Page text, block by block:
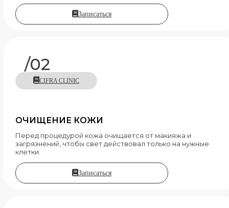
Записаться
/02
CIFRA CLINIC
ОЧИЩЕНИЕ КОЖИ
Перед процедурой кожа очищается от макияжа и
загрязнений, чтобы свет действовал только на нужные
клетки.
Записаться